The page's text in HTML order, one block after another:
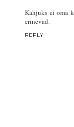
Kahjuks ei oma
erinevad.
REPLY